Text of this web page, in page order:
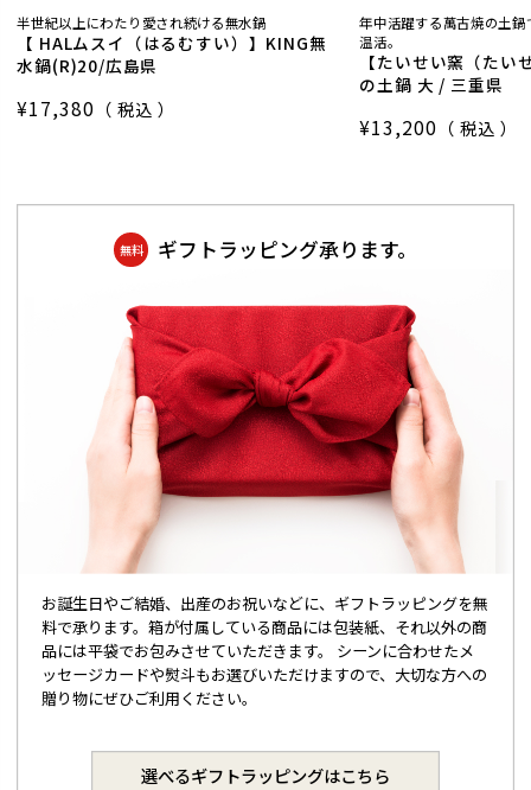
半世紀以上にわたり愛され続ける無水鍋
【 HALムスイ（はるむすい）】KING無
水鍋(R)20/広島県
¥17,380 税込
年中活躍する萬古焼の土
温活。
【たいせい窯（たい
の土鍋 大 / 三重県
¥13,200 税込
無料 ギフトラッピング承ります。
お誕生日やご結婚、出産のお祝いなどに、ギフトラッピングを無
料で承ります。箱が付属している商品には包装紙、それ以外の商
品には平袋でお包みさせていただきます。 シーンに合わせたメ
ッセージカードや熨斗もお選びいただけますので、大切な方への
贈り物にぜひご利用ください。
選べるギフトラッピングはこちら